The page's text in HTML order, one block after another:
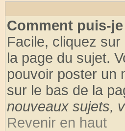
Comment puis-
Facile, cliquez
la page du sujet.
pouvoir poster un
sur le bas de la
nouveaux sujets,
Revenir en haut